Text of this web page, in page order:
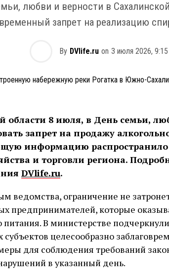
любви и верности в
временный запрет на реализацию
By DVlife.ru on 3 июля 2026, 9:15
области 8 июля, в День семьи,
запрет на продажу
информацию
и торговли региона.
DVlife.ru.
ведомства, ограничение не
предпринимателей, которые
питания. В министерстве
целесообразно
для соблюдения требований
в указанный день.